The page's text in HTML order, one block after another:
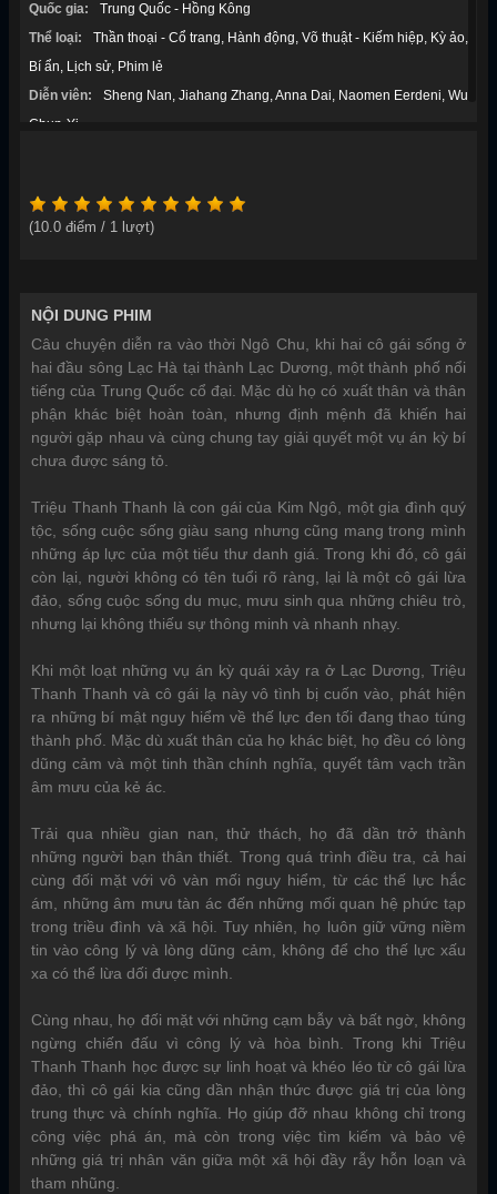
Quốc gia:
Trung Quốc - Hồng Kông
Thể loại:
Thần thoại - Cổ trang Hành động Võ thuật - Kiếm hiệp Kỳ ảo
Bí ẩn
Lịch sử Phim lẻ
Diễn viên:
Sheng Nan Jiahang Zhang Anna Dai Naomen Eerdeni Wu
Chun-Yi
(10.0 điểm / 1 lượt)
NỘI DUNG PHIM
Câu chuyện diễn ra vào thời Ngô Chu, khi hai cô gái sống ở
hai đầu sông Lạc Hà tại thành Lạc Dương, một thành phố nổi
tiếng của Trung Quốc cổ đại. Mặc dù họ có xuất thân và thân
phận khác biệt hoàn toàn, nhưng định mệnh đã khiến hai
người gặp nhau và cùng chung tay giải quyết một vụ án kỳ bí
chưa được sáng tỏ.
Triệu Thanh Thanh là con gái của Kim Ngô, một gia đình quý
tộc, sống cuộc sống giàu sang nhưng cũng mang trong mình
những áp lực của một tiểu thư danh giá. Trong khi đó, cô gái
còn lại, người không có tên tuổi rõ ràng, lại là một cô gái lừa
đảo, sống cuộc sống du mục, mưu sinh qua những chiêu trò,
nhưng lại không thiếu sự thông minh và nhanh nhạy.
Khi một loạt những vụ án kỳ quái xảy ra ở Lạc Dương, Triệu
Thanh Thanh và cô gái lạ này vô tình bị cuốn vào, phát hiện
ra những bí mật nguy hiểm về thế lực đen tối đang thao túng
thành phố. Mặc dù xuất thân của họ khác biệt, họ đều có lòng
dũng cảm và một tinh thần chính nghĩa, quyết tâm vạch trần
âm mưu của kẻ ác.
Trải qua nhiều gian nan, thử thách, họ đã dần trở thành
những người bạn thân thiết. Trong quá trình điều tra, cả hai
cùng đối mặt với vô vàn mối nguy hiểm, từ các thế lực hắc
ám, những âm mưu tàn ác đến những mối quan hệ phức tạp
trong triều đình và xã hội. Tuy nhiên, họ luôn giữ vững niềm
tin vào công lý và lòng dũng cảm, không để cho thế lực xấu
xa có thể lừa dối được mình.
Cùng nhau, họ đối mặt với những cạm bẫy và bất ngờ, không
ngừng chiến đấu vì công lý và hòa bình. Trong khi Triệu
Thanh Thanh học được sự linh hoạt và khéo léo từ cô gái lừa
đảo, thì cô gái kia cũng dần nhận thức được giá trị của lòng
trung thực và chính nghĩa. Họ giúp đỡ nhau không chỉ trong
công việc phá án, mà còn trong việc tìm kiếm và bảo vệ
những giá trị nhân văn giữa một xã hội đầy rẫy hỗn loạn và
tham nhũng.